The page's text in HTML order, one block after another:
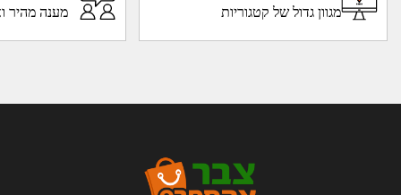
מגוון גדול של קטגוריות
מענה מהיר